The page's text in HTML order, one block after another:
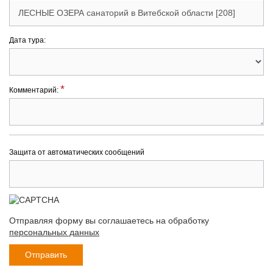
Дата тура:
Комментарий: *
Защита от автоматических сообщений
Отправляя форму вы соглашаетесь на обработку
персональных данных